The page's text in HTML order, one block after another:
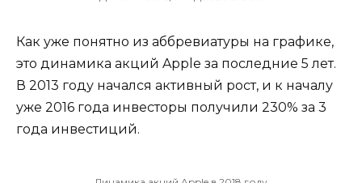
Как уже понятно из аббревиатуры на графике,
это динамика акций Apple за последние 5 лет.
В 2013 году начался активный рост, и к началу
уже 2016 года инвесторы получили 230% за 3
года инвестиций.